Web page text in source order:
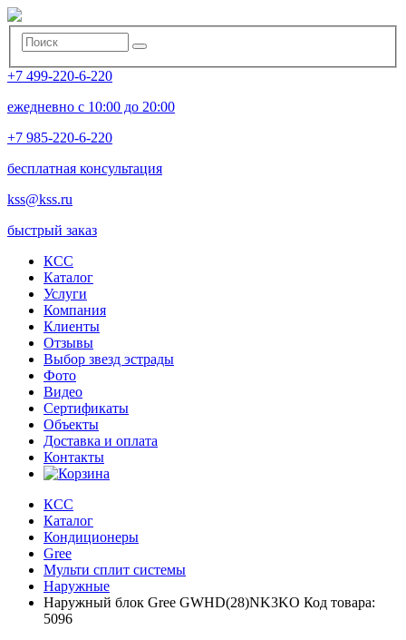
+7 499-220-6-220
ежедневно с 10:00 до 20:00
+7 985-220-6-220
бесплатная консультация
kss@kss.ru
быстрый заказ
КСС
Каталог
Услуги
Компания
Клиенты
Oтзывы
Выбор звезд эстрады
Фото
Видео
Сертификаты
Объекты
Доставка и оплата
Контакты
КСС
Каталог
Кондиционеры
Gree
Мульти сплит системы
Наружные
Наружный блок Gree GWHD(28)NK3KO Код товара:
5096